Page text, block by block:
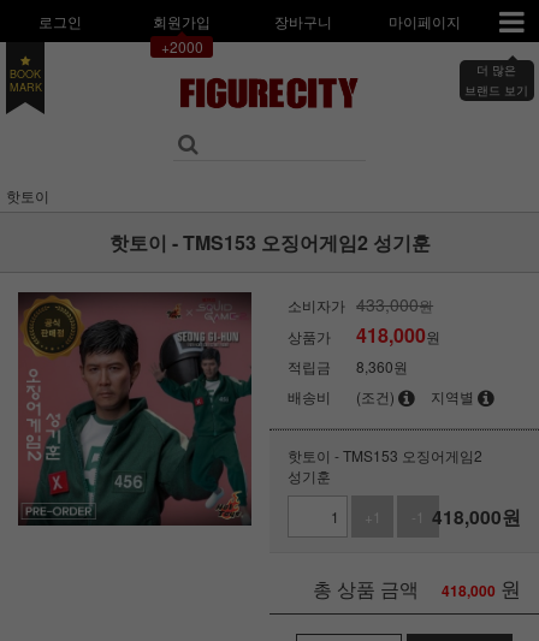
로그인
회원가입
+2000
장바구니 마이페이지
더 많은
브랜드 보기
BOOK
MARK
핫토이
핫토이 - TMS153 오징어게임2 성기훈
소비자가 433,000원
상품가
418,000원
적립금
8,360원
배송비
(조건) 지역별
핫토이 - TMS153 오징어게임2
성기훈
+1
-1 418,000원
총 상품 금액 418,000 원